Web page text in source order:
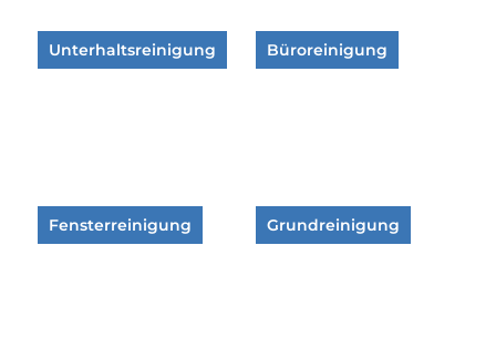
Unterhaltsreinigung Büroreinigung
Fensterreinigung Grundreinigung